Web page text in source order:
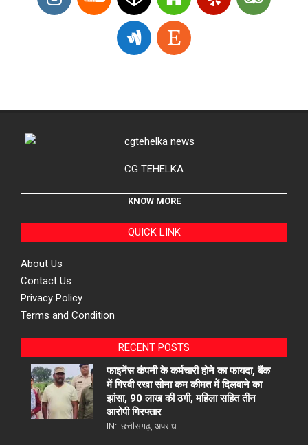
CG TEHELKA
KNOW MORE
QUICK LINK
About Us
Contact Us
Privacy Policy
Terms and Condition
RECENT POSTS
फाइनेंस कंपनी के कर्मचारी होने का फायदा, बैंक
में गिरवी रखा सोना कम कीमत में दिलवाने का
झांसा, 90 लाख की ठगी, महिला सहित तीन
आरोपी गिरफ्तार
IN: छत्तीसगढ़ अपराध